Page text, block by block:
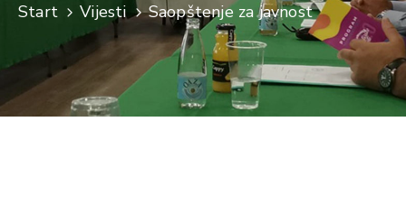
Start Vijesti Saopštenje za javnost